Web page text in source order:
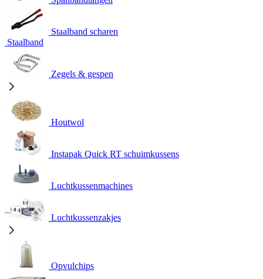
Staalband scharen
Staalband
Zegels & gespen
Houtwol
Instapak Quick RT schuimkussens
Luchtkussenmachines
Luchtkussenzakjes
Opvulchips